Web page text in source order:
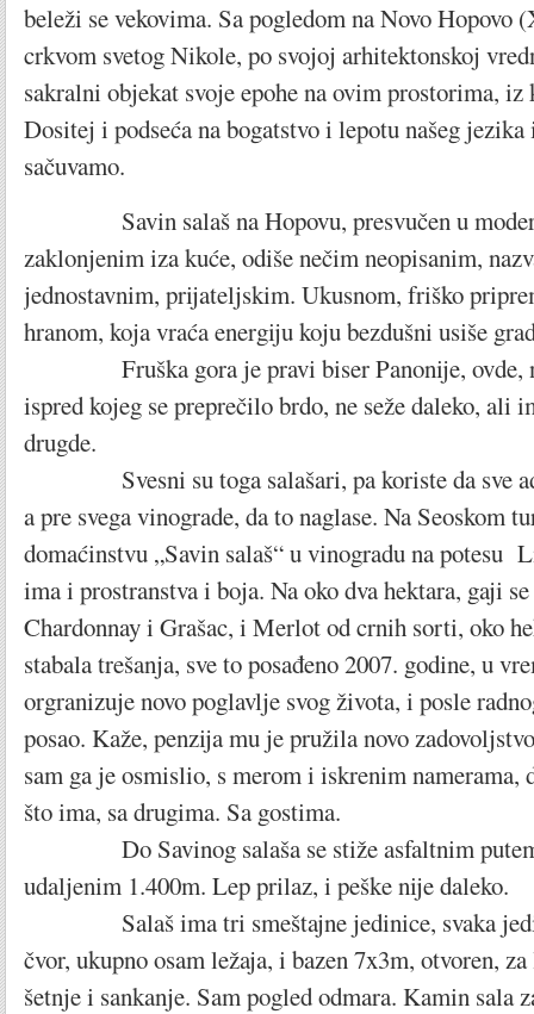
beleži se vekovima. Sa pogledom na Novo Hopovo
crkvom svetog Nikole, po svojoj arhitektonskoj
sakralni objekat svoje epohe na ovim prostorima, iz
Dositej i podseća na bogatstvo i lepotu našeg jezika
sačuvamo.
Savin salaš na Hopovu, presvučen u
zaklonjenim iza kuće, odiše nečim neopisanim,
jednostavnim, prijateljskim. Ukusnom, friško
hranom, koja vraća energiju koju bezdušni usiše
Fruška gora je pravi biser Panonije, ovde,
ispred kojeg se preprečilo brdo, ne seže daleko, ali
drugde.
Svesni su toga salašari, pa koriste da sve
a pre svega vinograde, da to naglase. Na Seoskom
domaćinstvu „Savin salaš“ u vinogradu na potesu
ima i prostranstva i boja. Na oko dva hektara, gaji
Chardonnay i Grašac, i Merlot od crnih sorti, oko
stabala trešanja, sve to posađeno 2007. godine, u
orgranizuje novo poglavlje svog života, i posle
posao. Kaže, penzija mu je pružila novo
sam ga je osmislio, s merom i iskrenim namerama,
što ima, sa drugima. Sa gostima.
Do Savinog salaša se stiže asfaltnim
udaljenim 1.400m. Lep prilaz, i peške nije daleko.
Salaš ima tri smeštajne jedinice, svaka
čvor, ukupno osam ležaja, i bazen 7x3m, otvoren,
šetnje i sankanje. Sam pogled odmara. Kamin sala